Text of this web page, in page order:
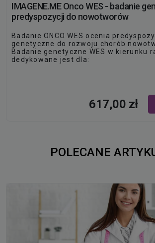
IMAGENE.ME Onco WES - badanie
predyspozycji do nowotworów
Badanie ONCO WES ocenia
genetyczne do rozwoju chorób
Badanie genetyczne WES w kierunku
dedykowane jest dla:
617,00 zł
POLECANE